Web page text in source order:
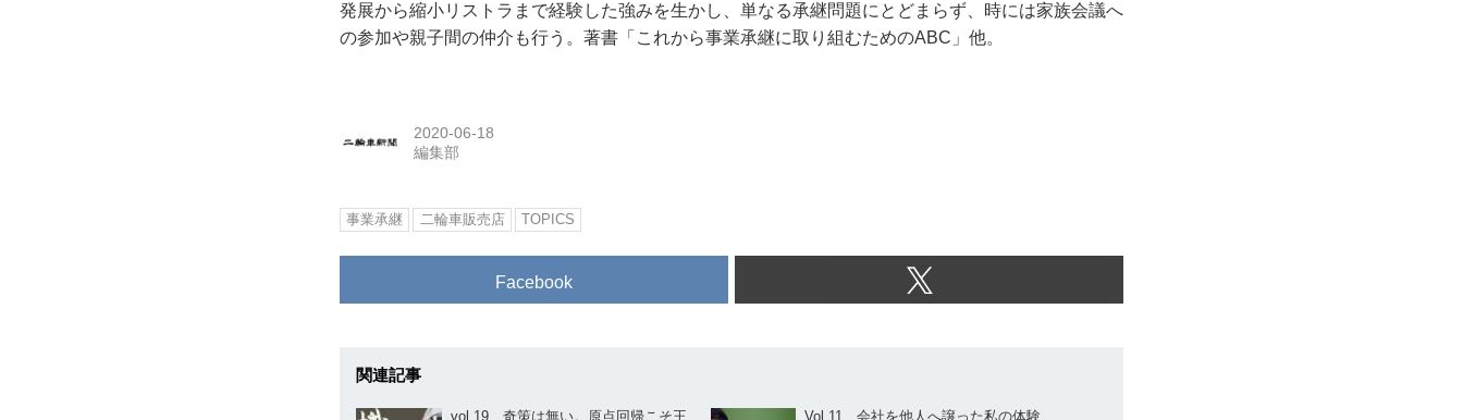
発展から縮小リストラまで経験した強みを生かし、単なる承継問題にとどまらず、時には家族会議へ
の参加や親子間の仲介も行う。著書「これから事業承継に取り組むためのABC」他。
2020-06-18
編集部
事業承継 二輪車販売店 TOPICS
Facebook
関連記事
vol.19 奇策は無い。原点回帰こそ王 Vol.11 会社を他人へ譲った私の体験